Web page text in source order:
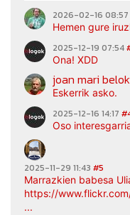
2026-02-16 08:57
Hemen gure
2025-12-19 07:54
Ona! XDD
joan mari
Eskerrik asko.
2025-12-16 14:17
Oso
2025-11-29 11:43 #5
Marrazkien babesa
https://
...